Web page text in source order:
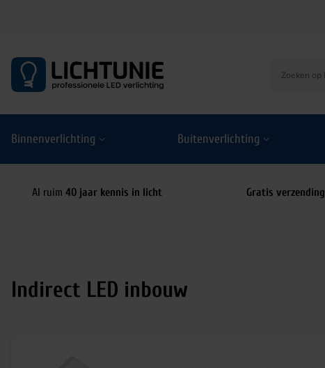
Binnenverlichting Buitenverlichting
Al ruim 40 jaar kennis in licht Gratis verzending
Indirect LED inbouw